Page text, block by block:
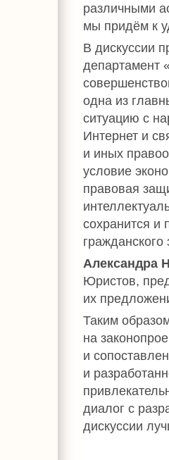
различными
мы придём к
В дискуссии
департамент
одна из
ситуацию с
Интернет и
и иных
условие
правовая
сохранится и
гражданского
Александра
Юристов,
их
Таким
на
и
и
диалог с
дискуссии